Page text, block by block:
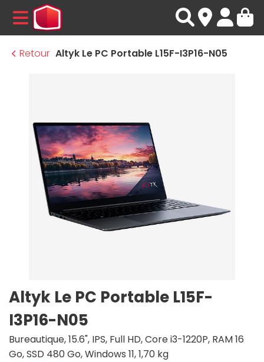
MENU
Retour Altyk Le PC Portable L15F-I3P16-N05
Altyk Le PC Portable L15F-
I3P16-N05
Bureautique, 15.6", IPS, Full HD, Core i3-1220P, RAM 16
Go, SSD 480 Go, Windows 11, 1,70 kg